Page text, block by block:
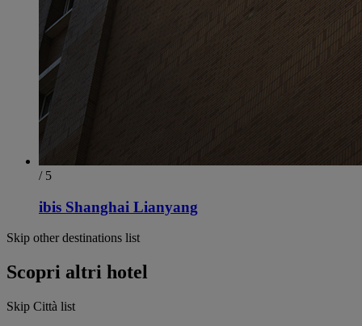
/ 5
ibis Shanghai Lianyang
Skip other destinations list
Scopri altri hotel
Skip Città list